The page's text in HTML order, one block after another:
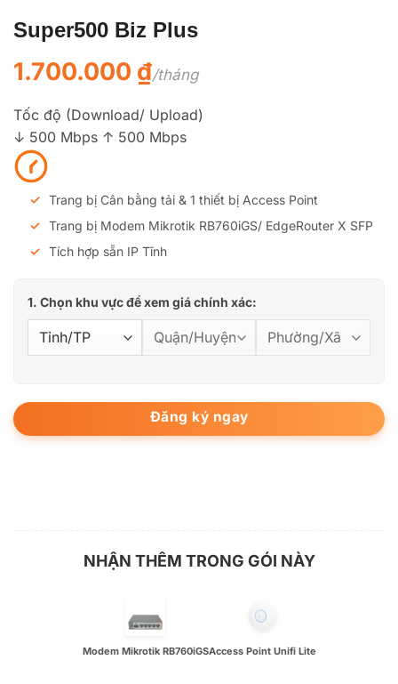
Super500 Biz Plus
1.700.000 ₫/tháng
Tốc độ (Download/ Upload)
↓ 500 Mbps ↑ 500 Mbps
Trang bị Cân bằng tải & 1 thiết bị Access Point
Trang bị Modem Mikrotik RB760iGS/ EdgeRouter X SFP
Tích hợp sẵn IP Tĩnh
1. Chọn khu vực để xem giá chính xác:
Đăng ký ngay
NHẬN THÊM TRONG GÓI NÀY
Modem Mikrotik RB760iGSAccess Point Unifi Lite